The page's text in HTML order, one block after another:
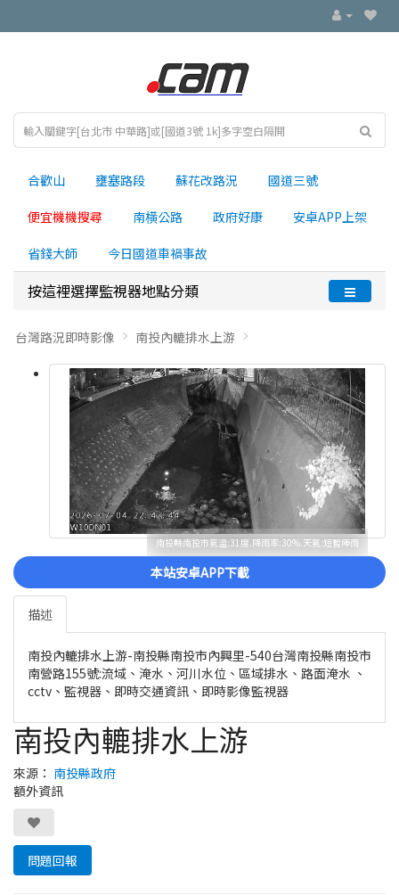
合歡山 壅塞路段 蘇花改路況 國道三號
便宜機機搜尋 南横公路 政府好康 安卓APP上架
省錢大師 今日國道車禍事故
按這裡選擇監視器地點分類
台灣路況即時影像 南投內轆排水上游
南投縣南投市氣溫:31度.降雨率:30%.天氣:短暫陣雨
本站安卓APP下載
描述
南投內轆排水上游-南投縣南投市內興里-540台灣南投縣南投市
南營路155號:流域、淹水、河川水位、區域排水、路面淹水 、
cctv、監視器、即時交通資訊、即時影像監視器
南投內轆排水上游
來源： 南投縣政府
額外資訊
問題回報